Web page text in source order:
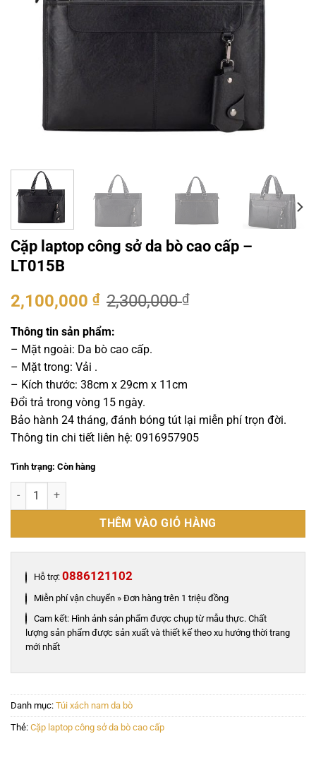
Cặp laptop công sở da bò cao cấp –
LT015B
2,300,000₫
Giá
là:
2,300,000 ₫.
2,100,000 ₫Giá
tại
là:
Thông tin sản phẩm:
– Mặt ngoài: Da bò cao cấp.
– Mặt trong: Vải .
– Kích thước: 38cm x 29cm x 11cm
Đổi trả trong vòng 15 ngày.
Bảo hành 24 tháng, đánh bóng tút lại miễn phí trọn đời.
Thông tin chi tiết liên hệ: 0916957905
Tình trạng: Còn hàng
Cặp laptop công sở da bò cao cấp - LT015B số lượng
THÊM VÀO GIỎ HÀNG
Hỗ trợ: 0886121102
Miễn phí vận chuyển » Đơn hàng trên 1 triệu đồng
Cam kết: Hình ảnh sản phẩm được chụp từ mẫu thực. Chất
lượng sản phẩm được sản xuất và thiết kế theo xu hướng thời trang
mới nhất
Danh mục: Túi xách nam da bò
Thẻ: Cặp laptop công sở da bò cao cấp